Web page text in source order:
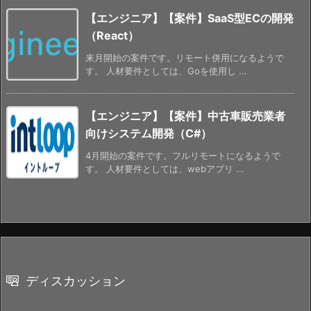
【エンジニア】【案件】SaaS型ECの開発
（React）
来月開始の案件です。リモート併用になるようで
す。 人材要件としては、Goを使用し ...
【エンジニア】【案件】中古車販売業者
向けシステム開発（C#）
4月開始の案件です。フルリモートになるようで
す。 人材要件としては、webアプリ ...
ディスカッション